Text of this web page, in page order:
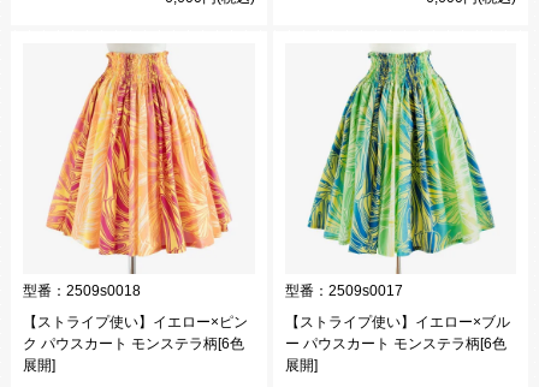
型番： 2509s0018
【ストライプ使い】イエロー×ピン
ク パウスカート モンステラ柄[6色
展開]
型番： 2509s0017
【ストライプ使い】イエロー×ブル
ー パウスカート モンステラ柄[6色
展開]